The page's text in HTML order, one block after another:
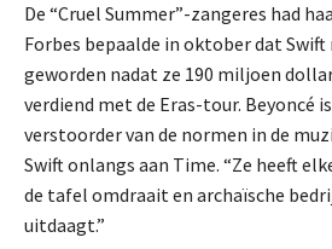
De “Cruel Summer”-zangeres had
Forbes bepaalde in oktober dat
geworden nadat ze 190 miljoen
verdiend met de Eras-tour. Beyoncé
verstoorder van de normen in de
Swift onlangs aan Time. “Ze heeft
de tafel omdraait en archaïsche
uitdaagt.”